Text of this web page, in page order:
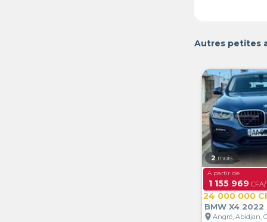
Autres petites
2 mois
A partir de
1 155 969
24 000 000
BMW X4 2022
location_on Angré, Abidjan,